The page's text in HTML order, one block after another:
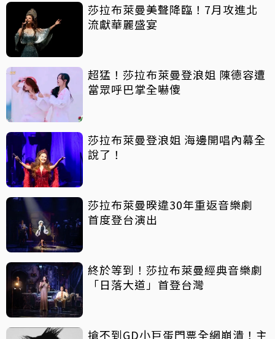
莎拉布萊曼美聲降臨！7月攻進北
流獻華麗盛宴
超猛！莎拉布萊曼登浪姐 陳德容遭
當眾呼巴掌全嚇傻
莎拉布萊曼登浪姐 海邊開唱內幕全
說了！
莎拉布萊曼暌違30年重返音樂劇
首度登台演出
終於等到！莎拉布萊曼經典音樂劇
「日落大道」首登台灣
搶不到GD小巨蛋門票全網崩潰！主